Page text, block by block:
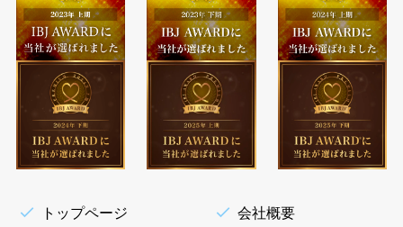
トップページ 会社概要